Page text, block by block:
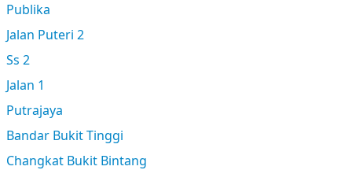
Publika
Jalan Puteri 2
Ss 2
Jalan 1
Putrajaya
Bandar Bukit Tinggi
Changkat Bukit Bintang